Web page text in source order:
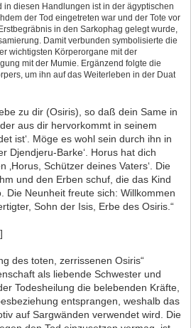
in diesen Handlungen ist in der ägyptischen
der Tod eingetreten war und der Tote vor
in den Sarkophag gelegt wurde,
Damit verbunden symbolisierte die
wichtigsten Körperorgane mit der
mit der Mumie. Ergänzend folgte die
um ihn auf das Weiterleben in der Duat
zu dir (Osiris), so daß dein Same in
aus dir hervorkommt in seinem
ist‘. Möge es wohl sein durch ihn in
Djendjeru-Barke‘. Horus hat dich
‚Horus, Schützer deines Vaters‘. Die
und den Erben schuf, die das Kind
Die Neunheit freute sich: Willkommen
Sohn der Isis, Erbe des Osiris.“
des toten, zerrissenen Osiris“
als liebende Schwester und
Todesheilung die belebenden Kräfte,
entsprangen, weshalb das
auf Sargwänden verwendet wird. Die